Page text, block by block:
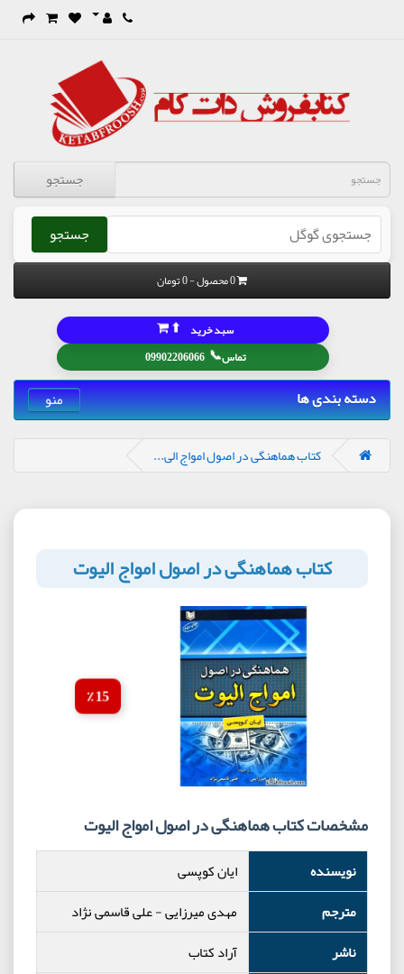
جستجو
جستجو
0 محصول - 0 تومان
تماس📞
09902206066
سبد خرید ⬆
دسته بندی ها منو
کتاب هماهنگی در اصول امواج الی...
کتاب هماهنگی در اصول امواج الیوت
15 ٪
مشخصات کتاب هماهنگی در اصول امواج الیوت
نویسنده
ایان کوپسی
مترجم
مهدی میرزایی - علی قاسمی نژاد
ناشر
آراد کتاب